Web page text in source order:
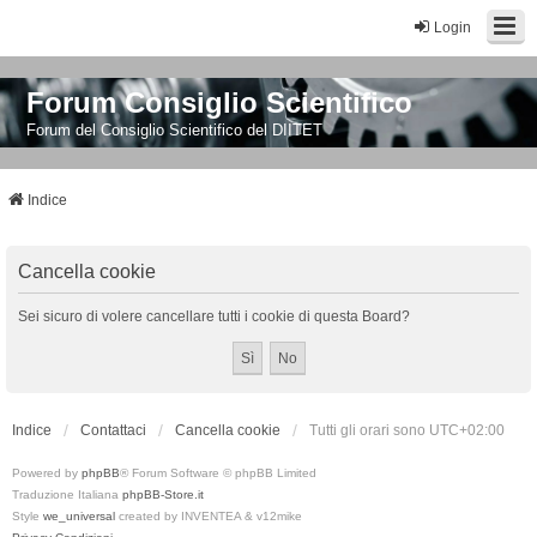
Login
Forum Consiglio Scientifico
Forum del Consiglio Scientifico del DIITET
Indice
Cancella cookie
Sei sicuro di volere cancellare tutti i cookie di questa Board?
Indice Contattaci Cancella cookie Tutti gli orari sono UTC+02:00
Powered by phpBB® Forum Software © phpBB Limited
Traduzione Italiana phpBB-Store.it
Style we_universal created by INVENTEA & v12mike